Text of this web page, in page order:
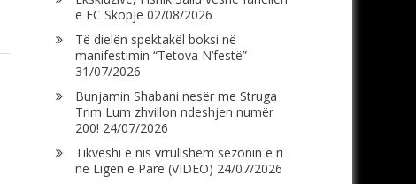
e FC Skopje 02/08/2026
Të dielën spektakël boksi në
manifestimin “Tetova N’festë”
31/07/2026
Bunjamin Shabani nesër me Struga
Trim Lum zhvillon ndeshjen numër
200! 24/07/2026
Tikveshi e nis vrrullshëm sezonin e ri
në Ligën e Parë (VIDEO) 24/07/2026